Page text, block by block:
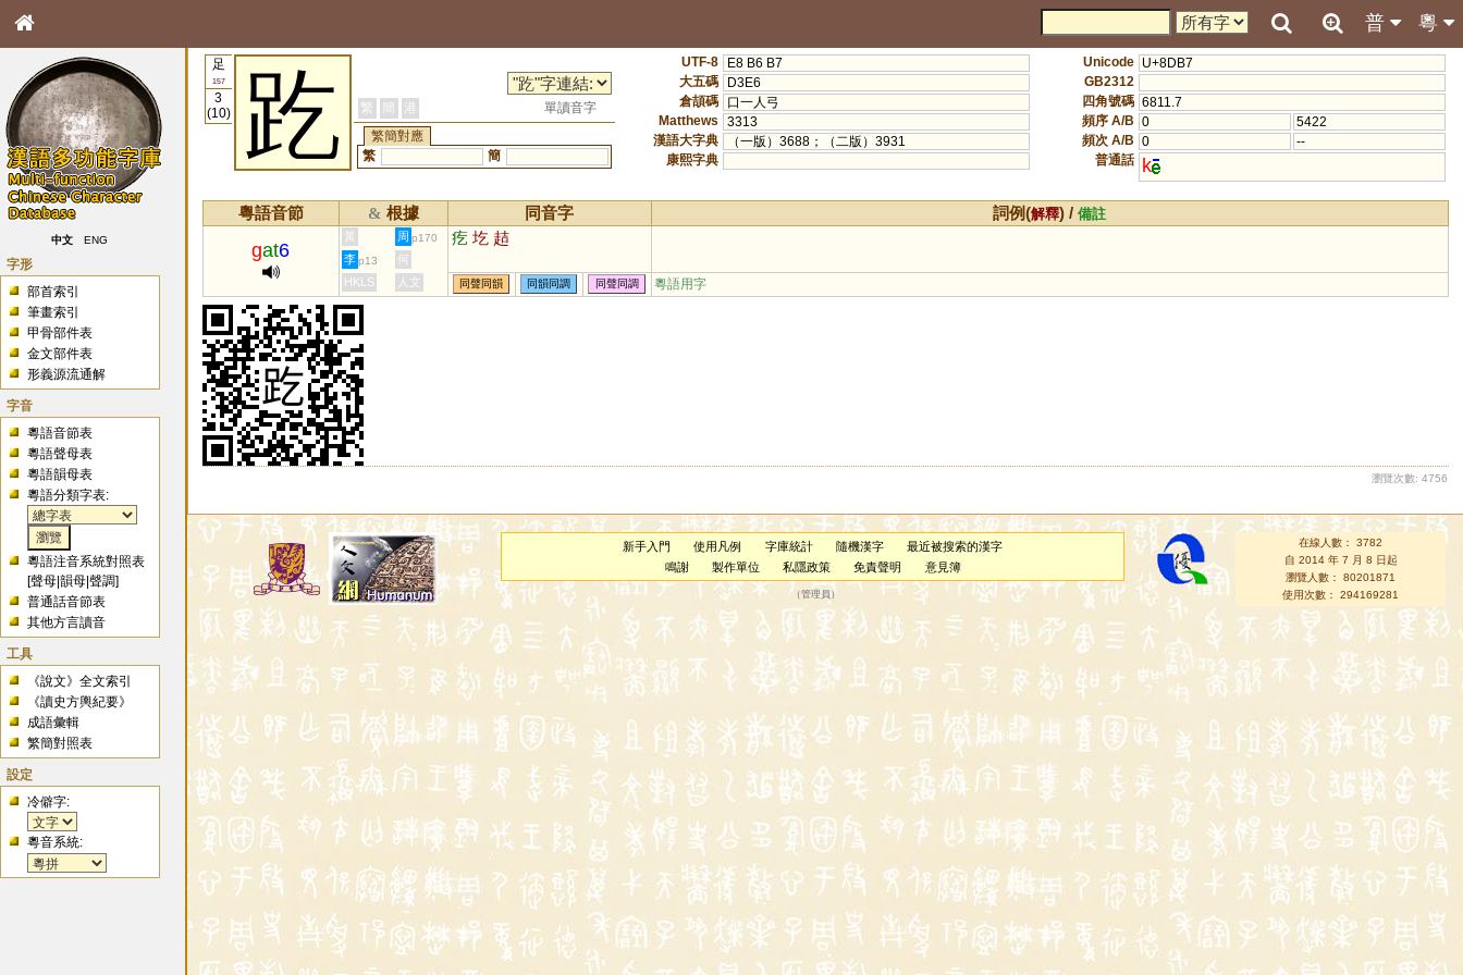
粵
普
中文 ENG
字形
部首索引
筆畫索引
甲骨部件表
金文部件表
形義源流通解
字音
粵語音節表
粵語聲母表
粵語韻母表
粵語分類字表:
粵語注音系統對照表
[聲母 |韻母 |聲調]
普通話音節表
其他方言讀音
工具
《說文》全文索引
《讀史方輿紀要》
成語彙輯
繁簡對照表
設定
冷僻字:
粵音系統:
足
157
3
(10)
趷 繁 簡 港
單讀音字
繁簡對應
繁
簡
UTF-8
E8 B6 B7
大五碼
D3E6
倉頡碼
口一人弓
Matthews
3313
漢語大字典
（一版）3688；（二版）3931
康熙字典
Unicode U+8DB7
GB2312
四角號碼 6811.7
頻序 A/B 0
5422
頻次 A/B 0
--
普通話 k
粵語音節 & 根據 同音字 詞例(解釋) /備註
gat6
黃 周 p170 疙 圪 趌
李 p13
何
HKLS
人文 同聲同韻 同韻同調 同聲同調 粵語用字
瀏覽次數: 4756
新手入門 使用凡例 字庫統計 隨機漢字
最近被搜索的漢字
鳴謝
製作單位 私隱政策 免責聲明 意見簿
（管理員 ）
在線人數： 3782
自 2014 年 7 月 8 日起
瀏覽人數： 80201871
使用次數： 294169281